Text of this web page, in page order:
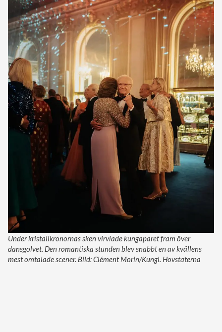
Under kristallkronornas sken virvlade kungaparet fram över
dansgolvet. Den romantiska stunden blev snabbt en av kvällens
mest omtalade scener. Bild: Clément Morin/Kungl. Hovstaterna